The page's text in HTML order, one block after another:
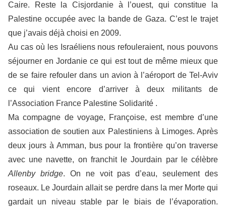
Caire. Reste la Cisjordanie à l’ouest, qui constitue la
Palestine occupée avec la bande de Gaza. C’est le trajet
que j’avais déjà choisi en 2009.
Au cas où les Israéliens nous refouleraient, nous pouvons
séjourner en Jordanie ce qui est tout de même mieux que
de se faire refouler dans un avion à l’aéroport de Tel-Aviv
ce qui vient encore d’arriver à deux militants de
l’Association France Palestine Solidarité .
Ma compagne de voyage, Françoise, est membre d’une
association de soutien aux Palestiniens à Limoges. Après
deux jours à Amman, bus pour la frontière qu’on traverse
avec une navette, on franchit le Jourdain par le célèbre
Allenby bridge. On ne voit pas d’eau, seulement des
roseaux. Le Jourdain allait se perdre dans la mer Morte qui
gardait un niveau stable par le biais de l’évaporation.